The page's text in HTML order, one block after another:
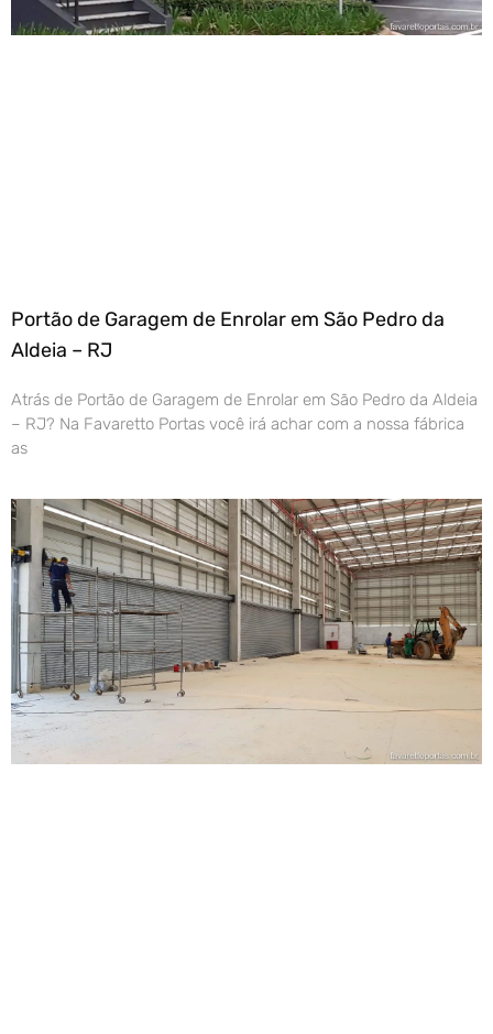
Portão de Garagem de Enrolar em São Pedro da
Aldeia – RJ
Atrás de Portão de Garagem de Enrolar em São Pedro da Aldeia
– RJ? Na Favaretto Portas você irá achar com a nossa fábrica
as